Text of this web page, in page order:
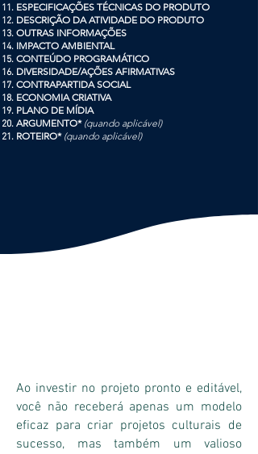
ESPECIFICAÇÕES TÉCNICAS DO PRODUTO
DESCRIÇÃO DA ATIVIDADE DO PRODUTO
OUTRAS INFORMAÇÕES
IMPACTO AMBIENTAL
CONTEÚDO PROGRAMÁTICO
DIVERSIDADE/AÇÕES AFIRMATIVAS
CONTRAPARTIDA SOCIAL
ECONOMIA CRIATIVA
PLANO DE MÍDIA
ARGUMENTO* (quando aplicável)
ROTEIRO* (quando aplicável)
Ao investir no projeto pronto e editável,
você não receberá apenas um modelo
eficaz para criar projetos culturais de
sucesso, mas também um valioso